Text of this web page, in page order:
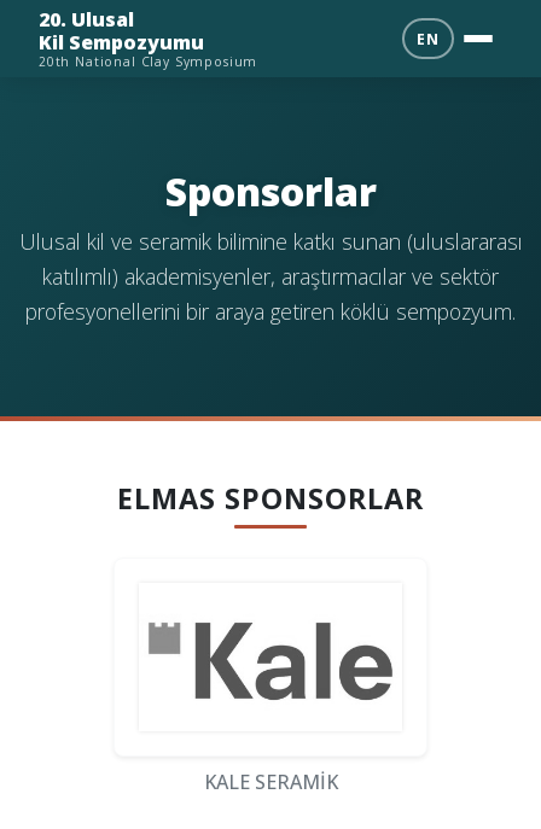
20. Ulusal
Kil Sempozyumu
20th National Clay Symposium
EN
Sponsorlar
Ulusal kil ve seramik bilimine katkı sunan (uluslararası
katılımlı) akademisyenler, araştırmacılar ve sektör
profesyonellerini bir araya getiren köklü sempozyum.
ELMAS SPONSORLAR
KALE SERAMİK